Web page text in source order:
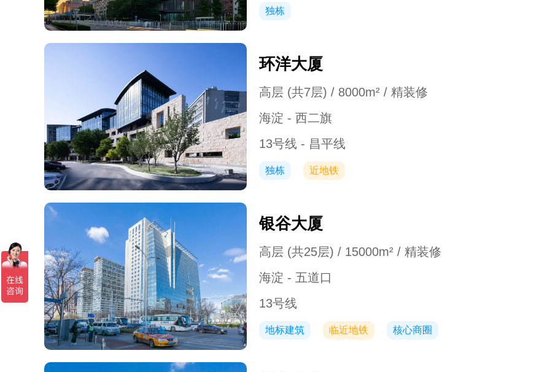
独栋
环洋大厦
高层 (共7层) / 8000m² / 精装修
海淀 - 西二旗
13号线 - 昌平线
独栋 近地铁
银谷大厦
高层 (共25层) / 15000m² / 精装修
海淀 - 五道口
13号线
地标建筑 临近地铁 核心商圈